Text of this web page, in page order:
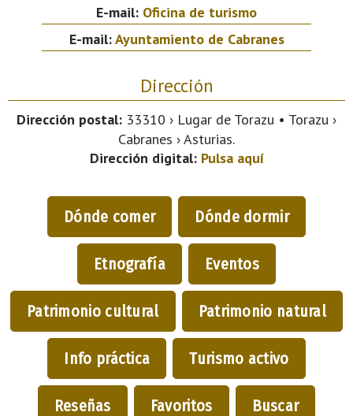
E-mail: Oficina de turismo
E-mail:Ayuntamiento de Cabranes
Dirección
Dirección postal: 33310 › Lugar de Torazu • Torazu ›
Cabranes › Asturias.
Dirección digital: Pulsa aquí
Dónde comer Dónde dormir
Etnografía Eventos
Patrimonio cultural Patrimonio natural
Info práctica Turismo activo
Reseñas Favoritos Buscar